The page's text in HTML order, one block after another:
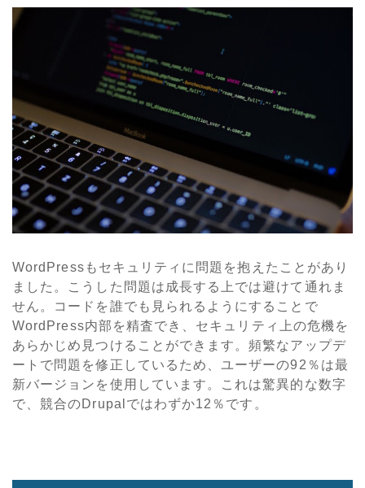
WordPressもセキュリティに問題を抱えたことがあり
ました。こうした問題は成長する上では避けて通れま
せん。コードを誰でも見られるようにすることで
WordPress内部を精査でき、セキュリティ上の危機を
あらかじめ見つけることができます。頻繁なアップデ
ートで問題を修正しているため、ユーザーの92％は最
新バージョンを使用しています。これは驚異的な数字
で、競合のDrupalではわずか12％です。